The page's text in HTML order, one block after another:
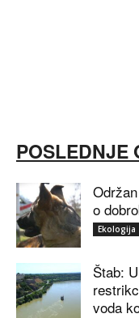
POSLEDNJE
o
Ekologija
Štab:
voda